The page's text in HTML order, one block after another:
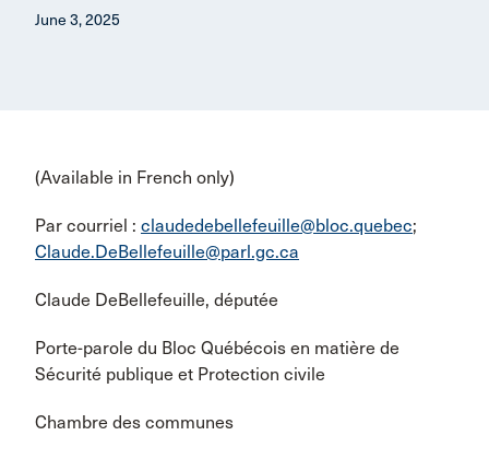
June 3, 2025
(Available in French only)
Par courriel : claudedebellefeuille@bloc.quebec;
Claude.DeBellefeuille@parl.gc.ca
Claude DeBellefeuille, députée
Porte-parole du Bloc Québécois en matière de
Sécurité publique et Protection civile
Chambre des communes